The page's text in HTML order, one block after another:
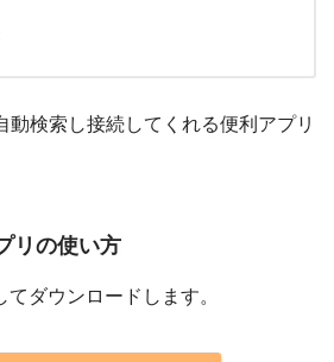
動検索し接続してくれる便利アプリ
リの使い方
ダウンロードします。